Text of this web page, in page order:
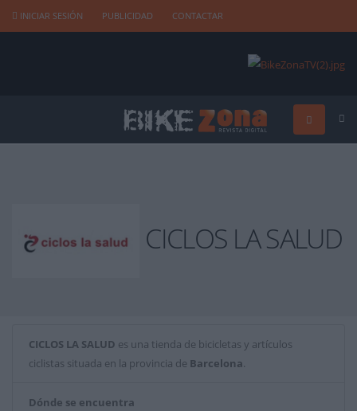
INICIAR SESIÓN PUBLICIDAD CONTACTAR
CICLOS LA SALUD
CICLOS LA SALUD es una tienda de bicicletas y artículos
ciclistas situada en la provincia de Barcelona.
Dónde se encuentra